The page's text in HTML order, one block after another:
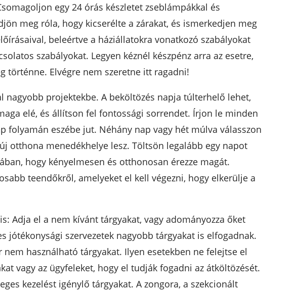
egy 24 órás készletet zseblámpákkal és
meg róla, hogy kicserélte a zárakat, és ismerkedjen meg
beleértve a háziállatokra vonatkozó szabályokat
szabályokat. Legyen kéznél készpénz arra az esetre,
történne. Elvégre nem szeretne itt ragadni!
nagyobb projektekbe. A beköltözés napja túlterhelő lehet,
elé, és állítson fel fontossági sorrendet. Írjon le minden
folyamán eszébe jut. Néhány nap vagy hét múlva válasszon
otthona menedékhelye lesz. Töltsön legalább egy napot
hogy kényelmesen és otthonosan érezze magát.
teendőkről, amelyeket el kell végezni, hogy elkerülje a
Adja el a nem kívánt tárgyakat, vagy adományozza őket
jótékonysági szervezetek nagyobb tárgyakat is elfogadnak.
használható tárgyakat. Ilyen esetekben ne felejtse el
vagy az ügyfeleket, hogy el tudják fogadni az átköltözését.
kezelést igénylő tárgyakat. A zongora, a szekcionált